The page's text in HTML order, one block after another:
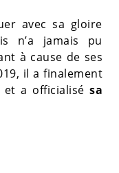
avec sa gloire
n’a jamais pu
à cause de ses
il a finalement
a officialisé sa